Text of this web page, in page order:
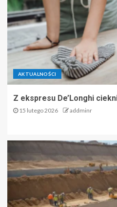
AKTUALNOŚCI
Z ekspresu De’Longhi
15 lutego 2026 addminr